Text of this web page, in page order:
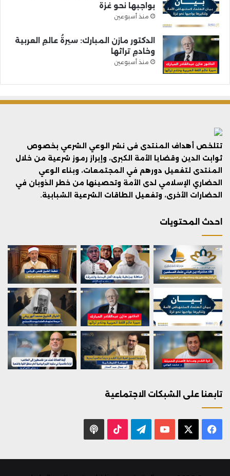
بواجبها نحو غزة
منذ أسبوعين
الدكتور مازن المبارك: سيرةُ عالمِ العربية
وخادمِ تراثها
منذ أسبوعين
تتلخص أهداف المنتدى فى نشر الوعي الشرعي بخصوص
ثوابت الدين وقضايا الأمة الكبرى، وإبراز رموز شرعية من خلال
المنتدى لتفعيل دورهم في المجتمعات، وبناء الوعي
الحضاري الإسلامي لدى الأمة وتحصينها من خطر الذوبان في
الحضارات الأخرى، وتفعيل الطاقات الشرعية الشبابية.
احدث المحتويات
تابعنا على الشبكات الاجتماعية
فيسبوك يوتيوب تيلقرام ‫TikTok